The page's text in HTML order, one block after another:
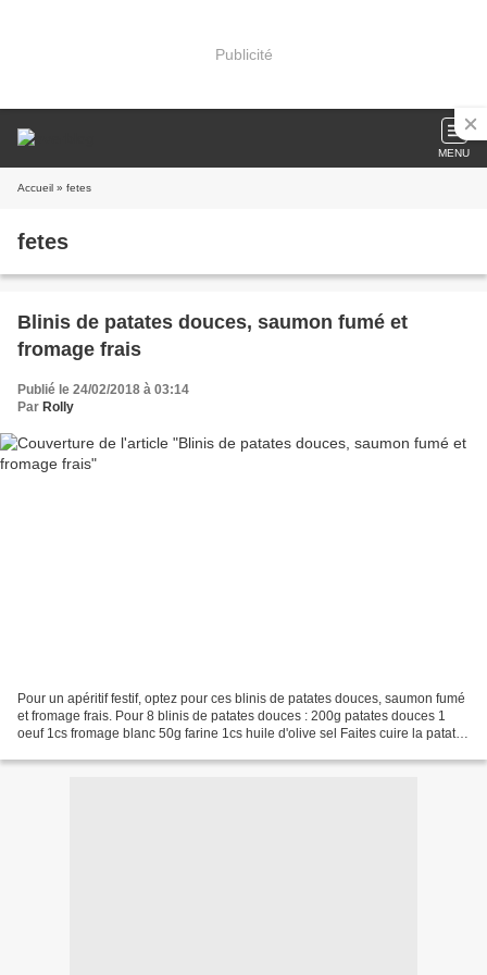
Publicité
MENU
Accueil » fetes
fetes
Blinis de patates douces, saumon fumé et
fromage frais
Publié le 24/02/2018 à 03:14
Par Rolly
Pour un apéritif festif, optez pour ces blinis de patates douces, saumon fumé
et fromage frais. Pour 8 blinis de patates douces : 200g patates douces 1
oeuf 1cs fromage blanc 50g farine 1cs huile d'olive sel Faites cuire la patate